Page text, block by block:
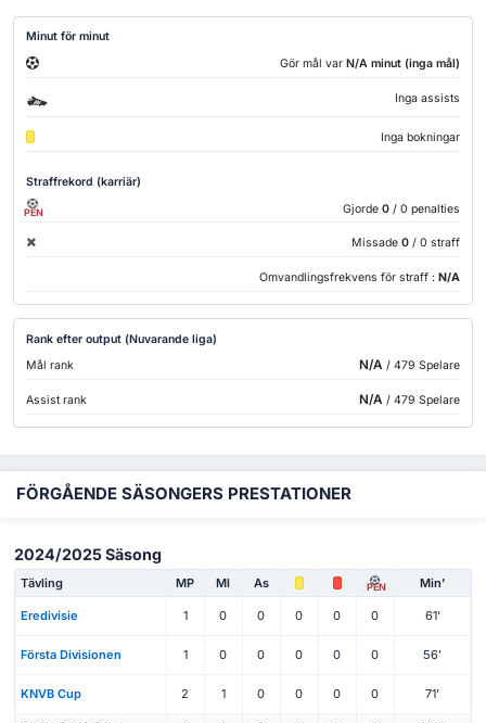
Minut för minut
Gör mål var N/A minut (inga mål)
Inga assists
Inga bokningar
Straffrekord (karriär)
PEN Gjorde 0 / 0 penalties
Missade 0 / 0 straff
Omvandlingsfrekvens för straff : N/A
Rank efter output (Nuvarande liga)
Mål rank
N/A / 479 Spelare
Assist rank N/A / 479 Spelare
FÖRGÅENDE SÄSONGERS PRESTATIONER
2024/2025 Säsong
Tävling MP Ml As PEN Min'
Eredivisie 1 0 0 0 0 0 61'
Första Divisionen 1 0 0 0 0 0 56'
KNVB Cup 2 1 0 0 0 0 71'